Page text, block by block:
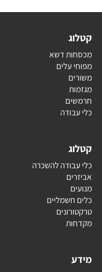
קטלוג
מכסחות דשא
מפוחי עלים
משורים
מגזמות
חרמשים
כלי עבודה
קטלוג
כלי עבודה להשכרה
אביזרים
מנועים
כלים חשמליים
טרקטורונים
מקדחות
מידע